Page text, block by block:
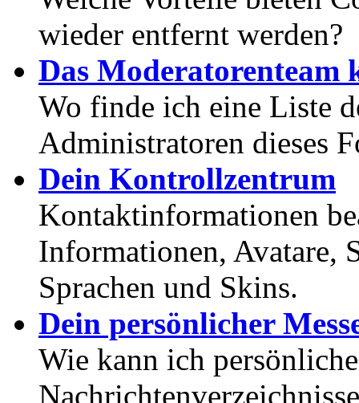
wieder entfernt werden?
Das Moderatorenteam
Wo finde ich eine Liste
Administratoren dieses
Dein Kontrollzentrum
Kontaktinformationen
Informationen, Avatare,
Sprachen und Skins.
Dein persönlicher
Wie kann ich